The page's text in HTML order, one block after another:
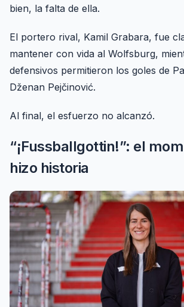
bien, la falta de ella.
El portero rival, Kamil Grabara, fue
mantener con vida al Wolfsburg,
defensivos permitieron los goles de
Dženan Pejčinović.
Al final, el esfuerzo no alcanzó.
“¡Fussballgottin!”: el
hizo historia